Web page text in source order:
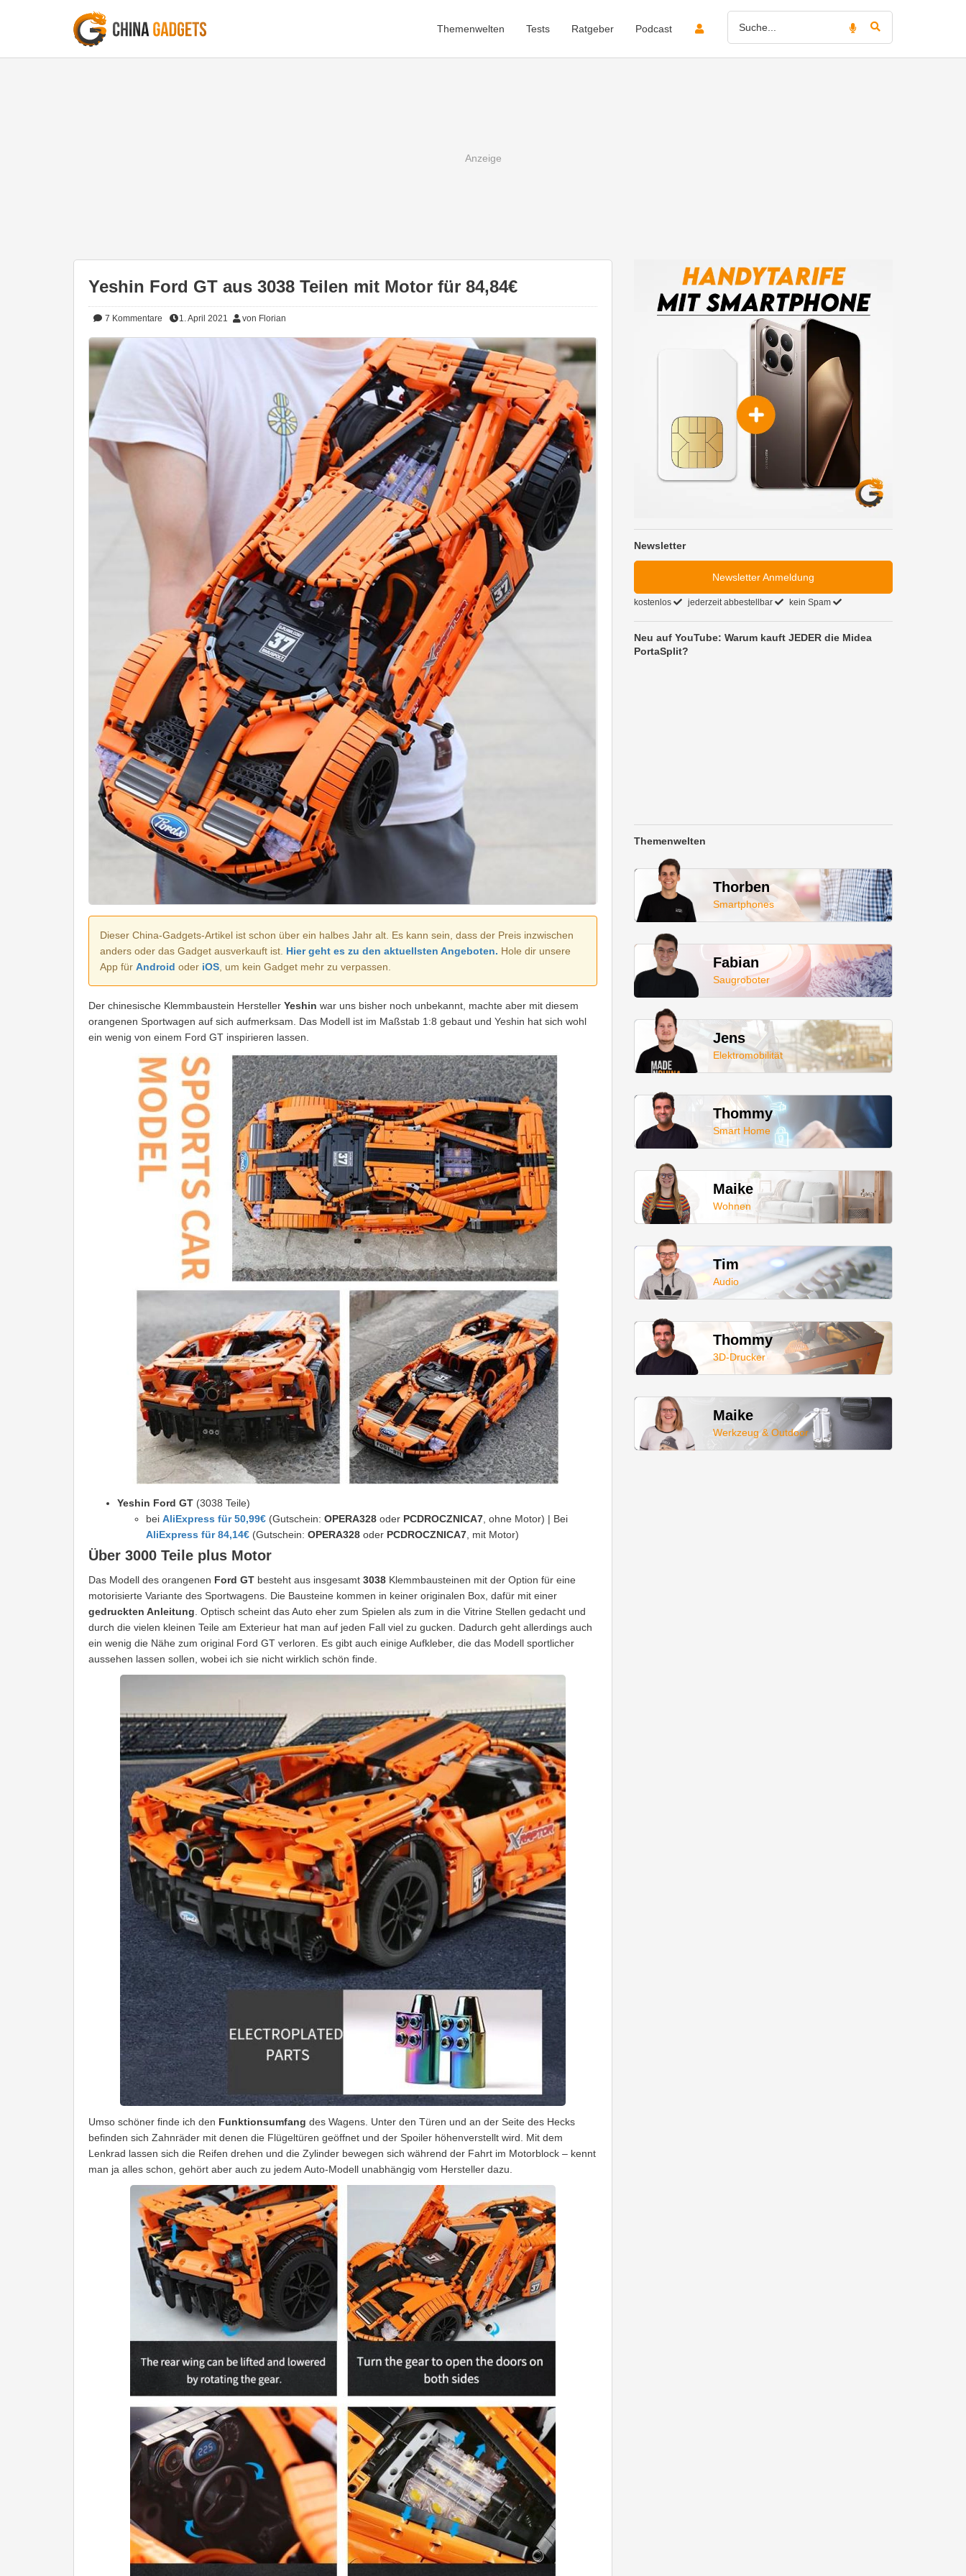
Themenwelten Tests Ratgeber Podcast
Yeshin Ford GT aus 3038 Teilen mit Motor für 84,84€
7 Kommentare 1. April 2021 von Florian
Dieser China-Gadgets-Artikel ist schon über ein halbes Jahr alt. Es kann sein, dass der Preis inzwischen
anders oder das Gadget ausverkauft ist. Hier geht es zu den aktuellsten Angeboten. Hole dir unsere
App für Android oder iOS, um kein Gadget mehr zu verpassen.
Der chinesische Klemmbaustein Hersteller Yeshin war uns bisher noch unbekannt, machte aber mit diesem
orangenen Sportwagen auf sich aufmerksam. Das Modell ist im Maßstab 1:8 gebaut und Yeshin hat sich wohl
ein wenig von einem Ford GT inspirieren lassen.
Yeshin Ford GT (3038 Teile)
bei AliExpress für 50,99€ (Gutschein: OPERA328 oder PCDROCZNICA7, ohne Motor) | Bei
AliExpress für 84,14€ (Gutschein: OPERA328 oder PCDROCZNICA7, mit Motor)
Über 3000 Teile plus Motor
Das Modell des orangenen Ford GT besteht aus insgesamt 3038 Klemmbausteinen mit der Option für eine
motorisierte Variante des Sportwagens. Die Bausteine kommen in keiner originalen Box, dafür mit einer
gedruckten Anleitung. Optisch scheint das Auto eher zum Spielen als zum in die Vitrine Stellen gedacht und
durch die vielen kleinen Teile am Exterieur hat man auf jeden Fall viel zu gucken. Dadurch geht allerdings auch
ein wenig die Nähe zum original Ford GT verloren. Es gibt auch einige Aufkleber, die das Modell sportlicher
aussehen lassen sollen, wobei ich sie nicht wirklich schön finde.
Umso schöner finde ich den Funktionsumfang des Wagens. Unter den Türen und an der Seite des Hecks
befinden sich Zahnräder mit denen die Flügeltüren geöffnet und der Spoiler höhenverstellt wird. Mit dem
Lenkrad lassen sich die Reifen drehen und die Zylinder bewegen sich während der Fahrt im Motorblock – kennt
man ja alles schon, gehört aber auch zu jedem Auto-Modell unabhängig vom Hersteller dazu.
Newsletter
Newsletter Anmeldung
kostenlos jederzeit abbestellbar kein Spam
Neu auf YouTube: Warum kauft JEDER die Midea
PortaSplit?
Themenwelten
Thorben
Smartphones
Fabian
Saugroboter
Jens
Elektromobilität
Thommy
Smart Home
Maike
Wohnen
Tim
Audio
Thommy
3D-Drucker
Maike
Werkzeug & Outdoor